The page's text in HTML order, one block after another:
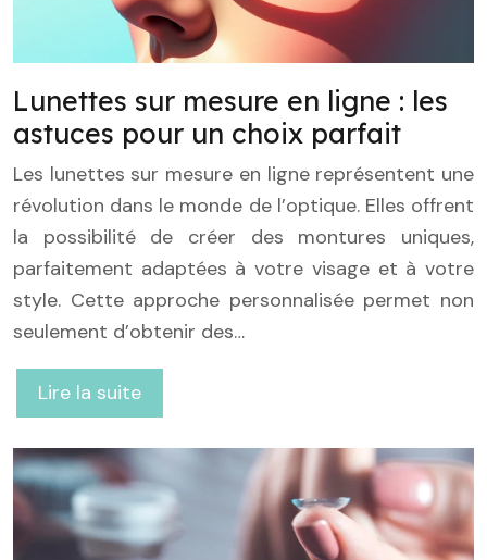
Lunettes sur mesure en ligne : les
astuces pour un choix parfait
Les lunettes sur mesure en ligne représentent une
révolution dans le monde de l’optique. Elles offrent
la possibilité de créer des montures uniques,
parfaitement adaptées à votre visage et à votre
style. Cette approche personnalisée permet non
seulement d’obtenir des…
Lire la suite